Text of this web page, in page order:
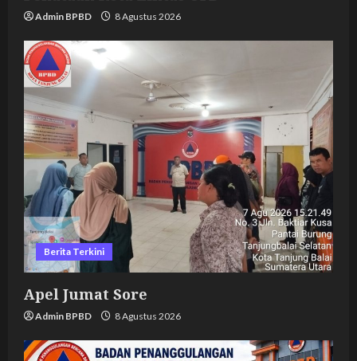
Admin BPBD 8 Agustus 2026
Berita Terkini
Apel Jumat Sore
Admin BPBD 8 Agustus 2026